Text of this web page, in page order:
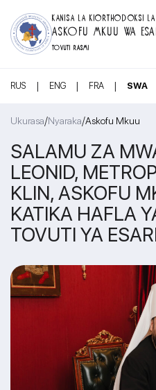
KANISA LA KIORTHODOKSI LA
ASKOFU MKUU WA
TOVUTI RASMI
RUS | ENG | FRA | SWA
Ukurasa/Nyaraka/Askofu Mkuu
SALAMU ZA
LEONID,
KLIN, ASKOFU
KATIKA HAFLA
TOVUTI YA